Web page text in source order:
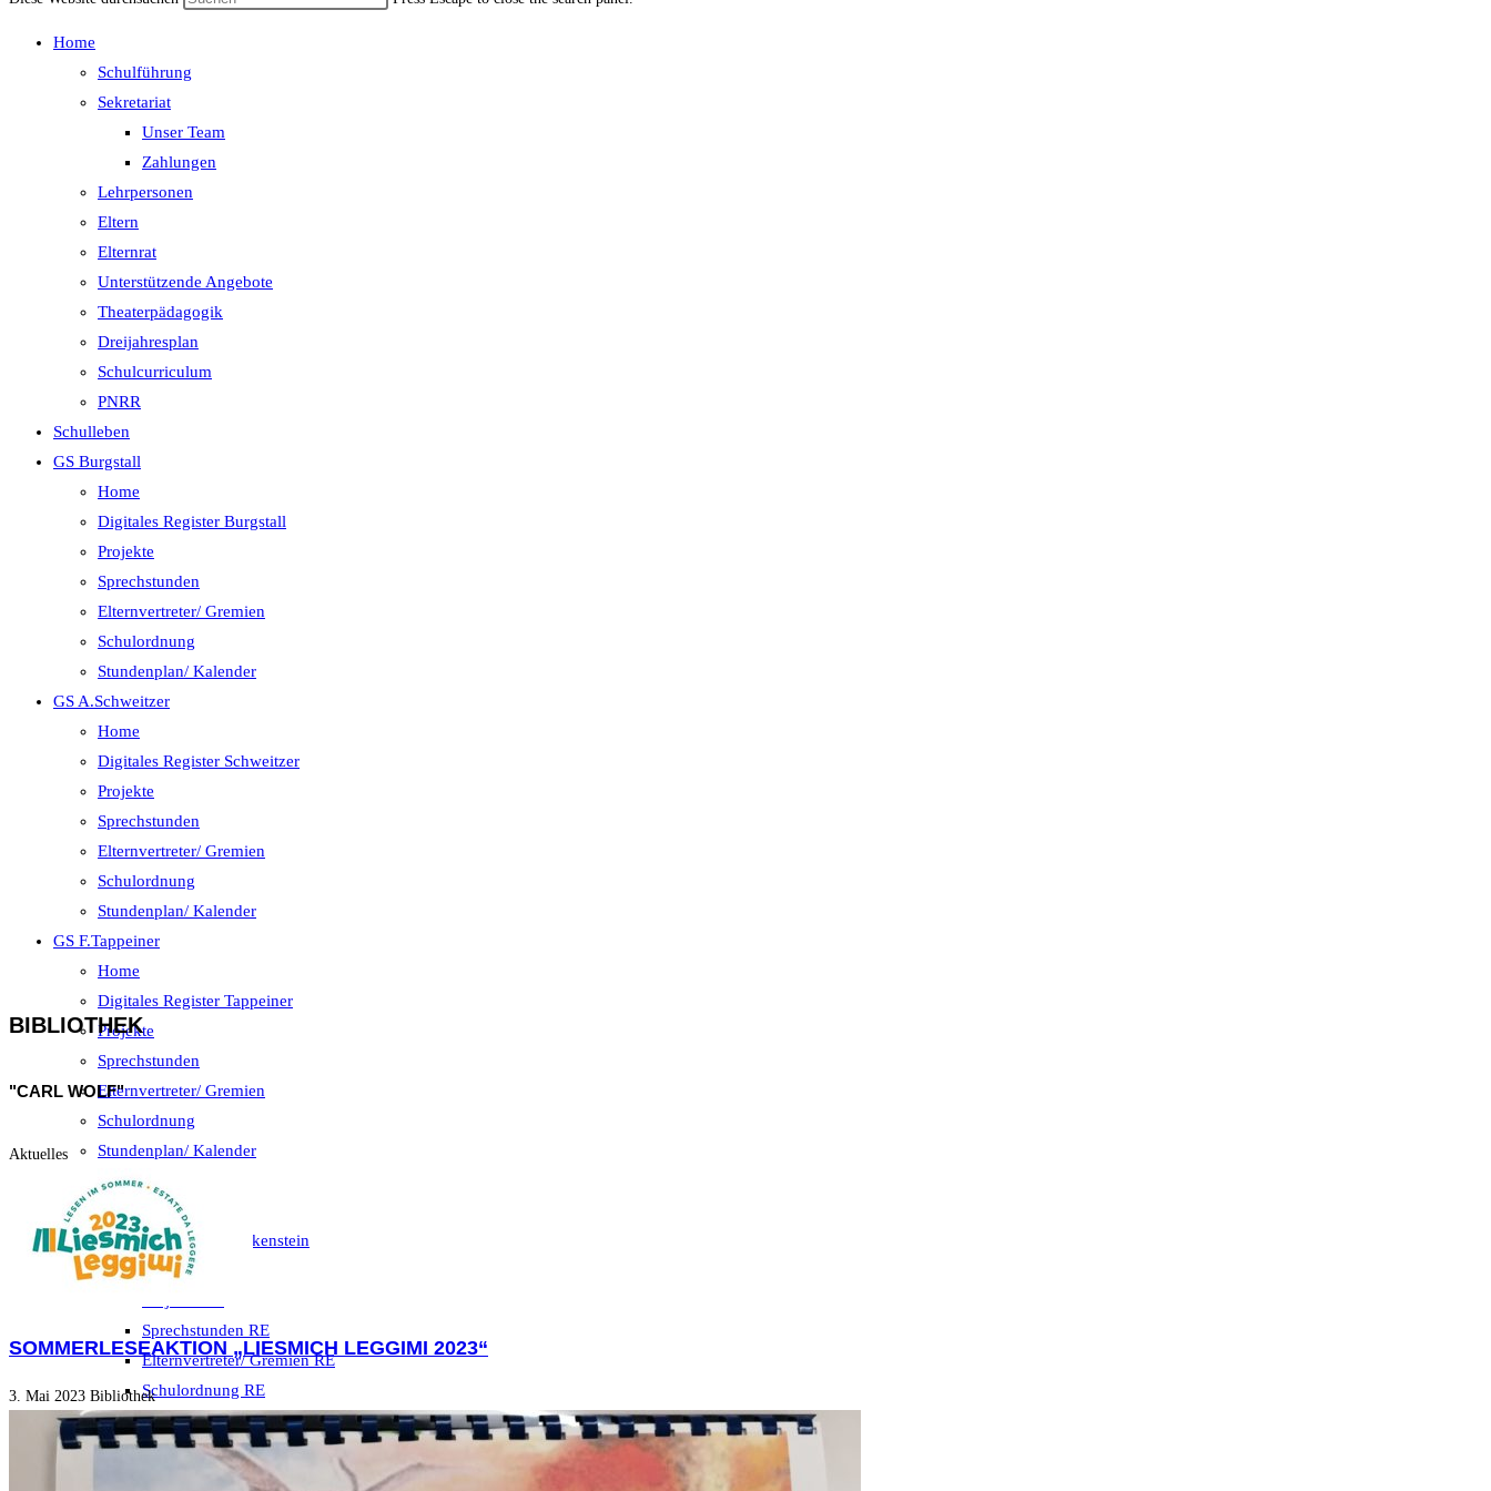
Home
Schulführung
Sekretariat
Unser Team
Zahlungen
Lehrpersonen
Eltern
Elternrat
Unterstützende Angebote
Theaterpädagogik
Dreijahresplan
Schulcurriculum
PNRR
Schulleben
GS Burgstall
Home
Digitales Register Burgstall
Projekte
Sprechstunden
Elternvertreter/ Gremien
Schulordnung
Stundenplan/ Kalender
GS A.Schweitzer
Home
Digitales Register Schweitzer
Projekte
Sprechstunden
Elternvertreter/ Gremien
Schulordnung
Stundenplan/ Kalender
GS F.Tappeiner
Home
Digitales Register Tappeiner
Projekte
Sprechstunden
Elternvertreter/ Gremien
Schulordnung
Stundenplan/ Kalender
GS O.v.Wolkenstein
Home
Digitales Register Wolkenstein
Regelklassen
Sprechstunden RE
Elternvertreter/ Gremien RE
Schulordnung RE
Stundenplan/ Kalender RE
Ganztagsklassen
BIBLIOTHEK
"CARL WOLF"
Aktuelles
SOMMERLESEAKTION „LIESMICH LEGGIMI 2023“
3. Mai 2023 Bibliothek